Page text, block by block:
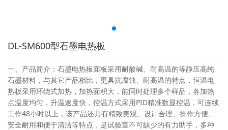
DL-SM600型石墨电热板
一、产品简介：石墨电热板面板采用耐酸碱、耐高温的等静压高纯
石墨材料，与其它产品相比，更具抗腐蚀、耐高温的特点，恒温电
热板采用环绕式加热，加热面积大，能同时处理多个样品，各加热
点温度均匀，升温速度快，控温方式采用PID精准数显控温，可连续
工作48小时以上，该产品还具有精致美观、设计合理、操作方便、
安全耐用和便于清洁等特点，是试验室不可缺少的有力助手，多种